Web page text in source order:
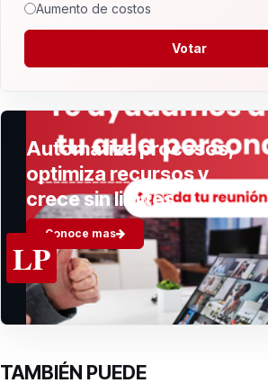
Aumento de costos
Votar
Automatiza procesos,
optimiza recursos y
crece sin limites.
Conoce mas
LP
TAMBIÉN PUEDE